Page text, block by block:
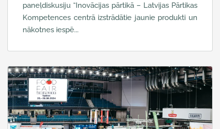
paneļdiskusiju “Inovācijas pārtikā – Latvijas Pārtikas
Kompetences centrā izstrādātie jaunie produkti un
nākotnes iespē...